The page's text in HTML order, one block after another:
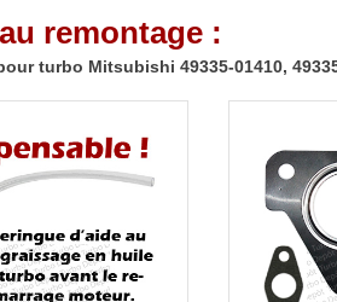
remontage :
turbo Mitsubishi 49335-01410,